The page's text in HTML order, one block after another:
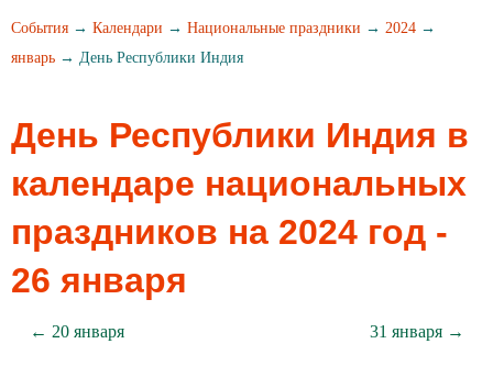
События → Календари → Национальные праздники → 2024 →
январь → День Республики Индия
День Республики Индия в
календаре национальных
праздников на 2024 год -
26 января
← 20 января 31 января →